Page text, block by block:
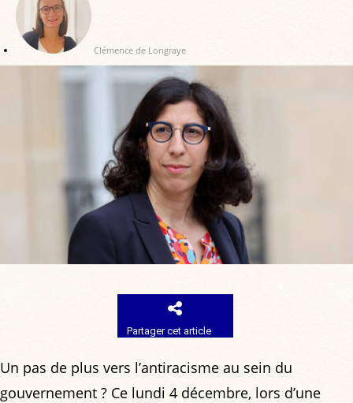
Clémence de Longraye
Partager cet article
Un pas de plus vers l’antiracisme au sein du
gouvernement ? Ce lundi 4 décembre, lors d’une